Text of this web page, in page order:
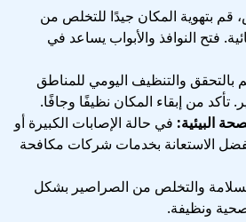
قم بتهوية المكان جيدًا للتخلص من
فتح النوافذ والأبواب يساعد في
بالتحقق والتنظيف اليومي للمناطق
تأكد من إبقاء المكان نظيفًا وجافًا.
البيئية: في حالة الإصابات الكبيرة أو
الاستعانة بخدمات شركات مكافحة
والتخلص من الصراصير بشكل
ونظيفة.